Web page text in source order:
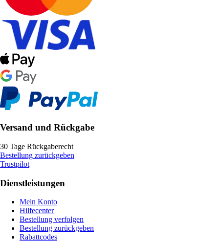
Versand und Rückgabe
30 Tage Rückgaberecht
Bestellung zurückgeben
Trustpilot
Dienstleistungen
Mein Konto
Hilfecenter
Bestellung verfolgen
Bestellung zurückgeben
Rabattcodes